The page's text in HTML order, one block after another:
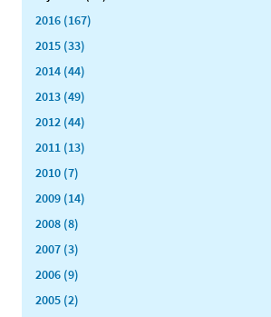
2016 (167)
2015 (33)
2014 (44)
2013 (49)
2012 (44)
2011 (13)
2010 (7)
2009 (14)
2008 (8)
2007 (3)
2006 (9)
2005 (2)